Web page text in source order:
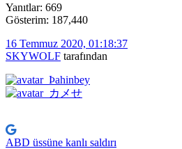
Yanıtlar: 669
Gösterim: 187,440
16 Temmuz 2020, 01:18:37
SKYWOLF tarafından
ABD üssüne kanlı saldırı